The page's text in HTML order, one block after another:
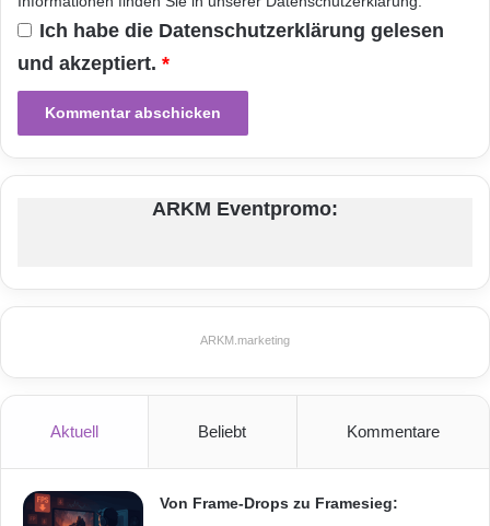
Ich habe die Datenschutzerklärung gelesen
und akzeptiert. *
ARKM Eventpromo:
ARKM.marketing
Aktuell Beliebt Kommentare
Von Frame-Drops zu Framesieg: